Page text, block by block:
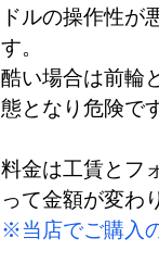
ドルの操作性が
す。
酷い場合は前輪
態となり危険で
料金は工賃とフ
って金額が変わ
※当店でご購入